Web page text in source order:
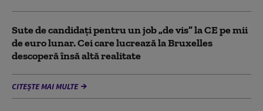
Sute de candidați pentru un job „de vis” la CE pe mii
de euro lunar. Cei care lucrează la Bruxelles
descoperă însă altă realitate
CITEȘTE MAI MULTE